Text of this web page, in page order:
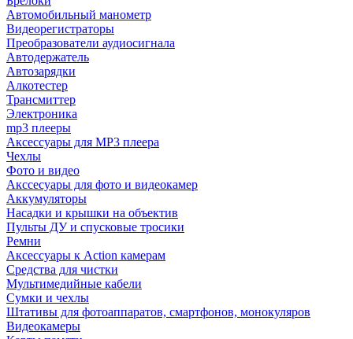
Автомобильный манометр
Видеорегистраторы
Преобразователи аудиосигнала
Автодержатель
Автозарядки
Алкотестер
Трансмиттер
Электроника
mp3 плееры
Аксессуары для MP3 плеера
Чехлы
Фото и видео
Акссесуары для фото и видеокамер
Аккумуляторы
Насадки и крышки на объектив
Пульты ДУ и спусковые тросики
Ремни
Аксессуары к Action камерам
Средства для чистки
Мультимедийные кабели
Сумки и чехлы
Штативы для фотоаппаратов, смартфонов, монокуляров
Видеокамеры